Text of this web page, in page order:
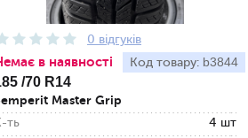
0 відгуків
Код товару: b3844
в наявності
/70 R14
Master Grip
ть
4 шт